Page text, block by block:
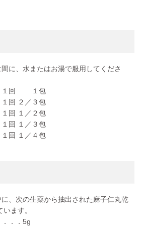
に、水またはお湯で服用してくださ
１回 １包
回 ２／３包
回 １／２包
１／３包
／４包
、次の生薬から抽出された麻子仁丸乾
ます。
．．5g